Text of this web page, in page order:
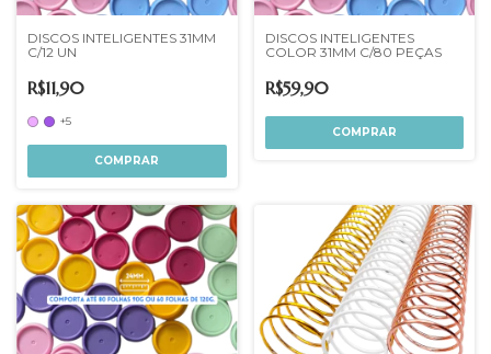
DISCOS INTELIGENTES 31MM
C/12 UN
R$11,90
+5
COMPRAR
DISCOS INTELIGENTES
COLOR 31MM C/80 PEÇAS
R$59,90